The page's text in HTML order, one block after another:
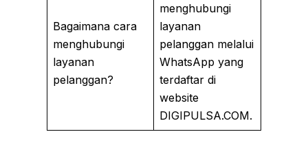
Bagaimana cara
menghubungi
layanan
pelanggan?
menghubungi
layanan
pelanggan melalui
WhatsApp yang
terdaftar di
website
DIGIPULSA.COM.